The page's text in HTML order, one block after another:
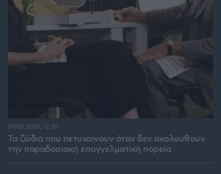
Τα ζώδια που πετυχαίνουν όταν δεν ακολουθούν
την παραδοσιακή επαγγελματική πορεία
09.08.2026, 12:30